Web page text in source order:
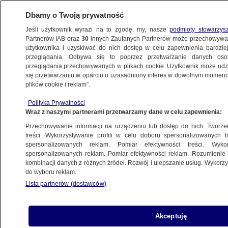
POLSKA
intensywniej
24.02.2025, 19:56
Udostępnij
Dbamy o Twoją prywatność
Jeśli użytkownik wyrazi na to zgodę, my, naszepodmioty
Partnerów IAB oraz30 innych Zaufanych Partnerów może
użytkownika i uzyskiwać do nich dostęp w celu zapewnienia
przeglądania. Odbywa się to poprzez przetwarzanie danych
przeglądania przechowywanych w plikach cookie. Użytkownik może
się przetwarzaniu w oparciu o uzasadniony interes w dowolnym
plików cookie i reklam”.
Polityka Prywatności
Wraz z naszymi partnerami przetwarzamy dane w celu zapewnienia:
Przechowywanie informacji na urządzeniu lub dostęp do nich.
treści. Wykorzystywanie profili w celu doboru spersonalizowanych
spersonalizowanych reklam. Pomiar efektywności treści.
spersonalizowanych reklam. Pomiar efektywności reklam.
kombinacji danych z różnych źródeł. Rozwój i ulepszanie usług.
do wyboru reklam.
Lista partnerów (dostawców)
Akceptuję